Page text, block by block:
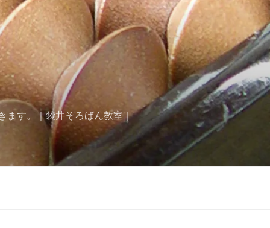
ます。｜袋井そろばん教室｜